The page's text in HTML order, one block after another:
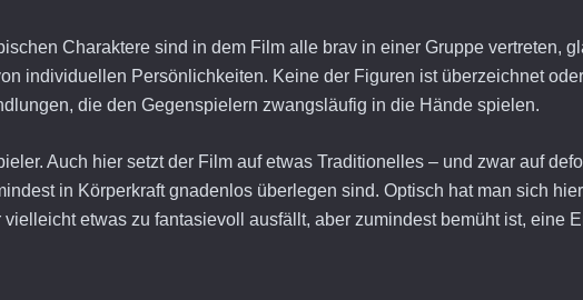
Charaktere sind in dem Film alle brav in einer Gruppe vertreten,
individuellen Persönlichkeiten. Keine der Figuren ist überzeichnet
die den Gegenspielern zwangsläufig in die Hände spielen.
Auch hier setzt der Film auf etwas Traditionelles – und zwar auf
in Körperkraft gnadenlos überlegen sind. Optisch hat man sich
etwas zu fantasievoll ausfällt, aber zumindest bemüht ist, eine